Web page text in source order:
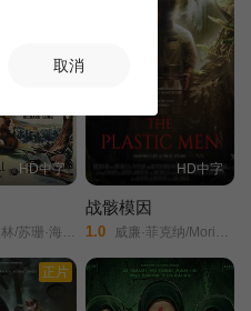
HD中字
/波利斯·卡洛夫/朱莉·伦敦/
HD中字
战骸模因
1.0 威廉·菲克纳/Moriah N. Boone/马修·法黑/
正片
取消